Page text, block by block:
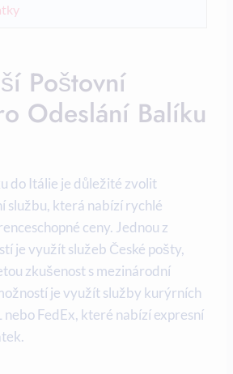
Poštovní
Odeslání Balíku
do Itálie je důležité zvolit
službu, která nabízí rychlé
ceny. Jednou z
je využít služeb České pošty,
zkušenost s mezinárodní
je využít služby kurýrních
FedEx, které nabízí expresní